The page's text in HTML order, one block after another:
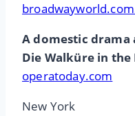
A domestic drama
Die Walküre in the
operatoday.com
New York